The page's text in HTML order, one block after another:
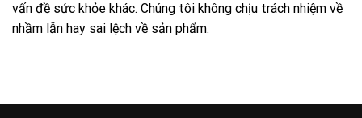
vấn đề sức khỏe khác. Chúng tôi không chịu trách nhiệm về
nhầm lẫn hay sai lệch về sản phẩm.